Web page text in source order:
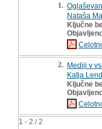
1 - 2 / 2
1.
Nataša
Ključne
2. Mediji v
Katja
Ključne